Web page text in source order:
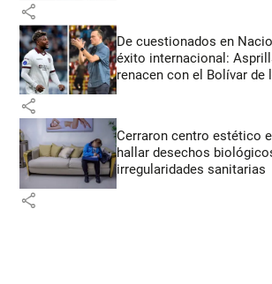
share
De cuestionados en
éxito internacional:
renacen con el Bolívar de
share
Cerraron centro estético
hallar desechos
irregularidades sanitarias
share